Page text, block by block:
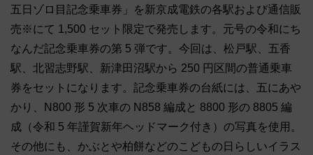
五日ゾロ目記念乗車券」を新京成電鉄の各駅および通信販
売※にて 1,500 セット限定で発売します。元号の令和にち
なんだ記念乗車券の第 5 弾です。今回は、松戸駅、五香
駅、北習志野駅、新津田沼駅から 250 円区間の普通乗車
券をセットになります。記念乗車券の台紙には、五にあや
かり、N800 形 5 次車の N858 編成と 8800 形の 8805 編
成（令和 5 年謹賀新年ヘッドマーク付き）の写真を使用。
その他にも、かぶとや柏餅などのこどもの日らしいイラス